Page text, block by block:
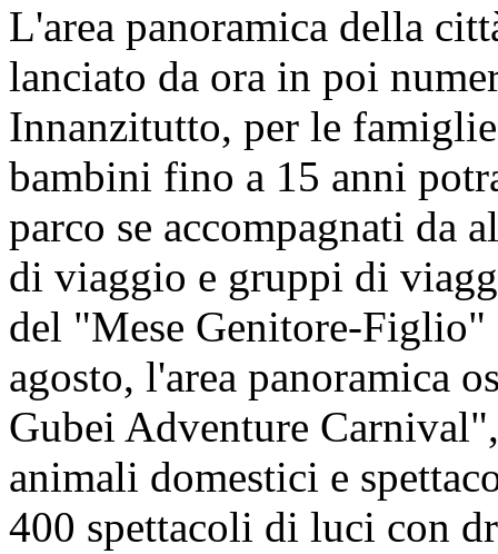
L'area panoramica della
lanciato da ora in poi
Innanzitutto, per le
bambini fino a 15 anni
parco se accompagnati da
di viaggio e gruppi di
del "Mese Genitore-
agosto, l'area panoramica
Gubei Adventure
animali domestici e
400 spettacoli di luci con